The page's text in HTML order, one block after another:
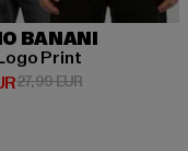
EUR
BANANI
Print
22,11 EUR
27,99 EURPrix en